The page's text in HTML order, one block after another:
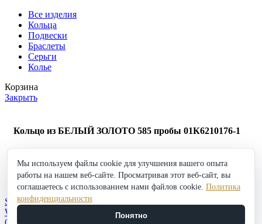
Все изделия
Кольца
Подвески
Браслеты
Серьги
Колье
Корзина
Закрыть
Кольцо из БЕЛЫЙ ЗОЛОТО 585 пробы 01К6210176-1
Кольцо
из
БЕЛЫЙ
ЗОЛОТО
585
в корзину Купить
Добавить в избранное
Shop
Wishlist
Мы используем файлы cookie для улучшения вашего опыта
работы на нашем веб-сайте. Просматривая этот веб-сайт, вы
соглашаетесь с использованием нами файлов cookie. Политика
конфиденциальности
Понятно